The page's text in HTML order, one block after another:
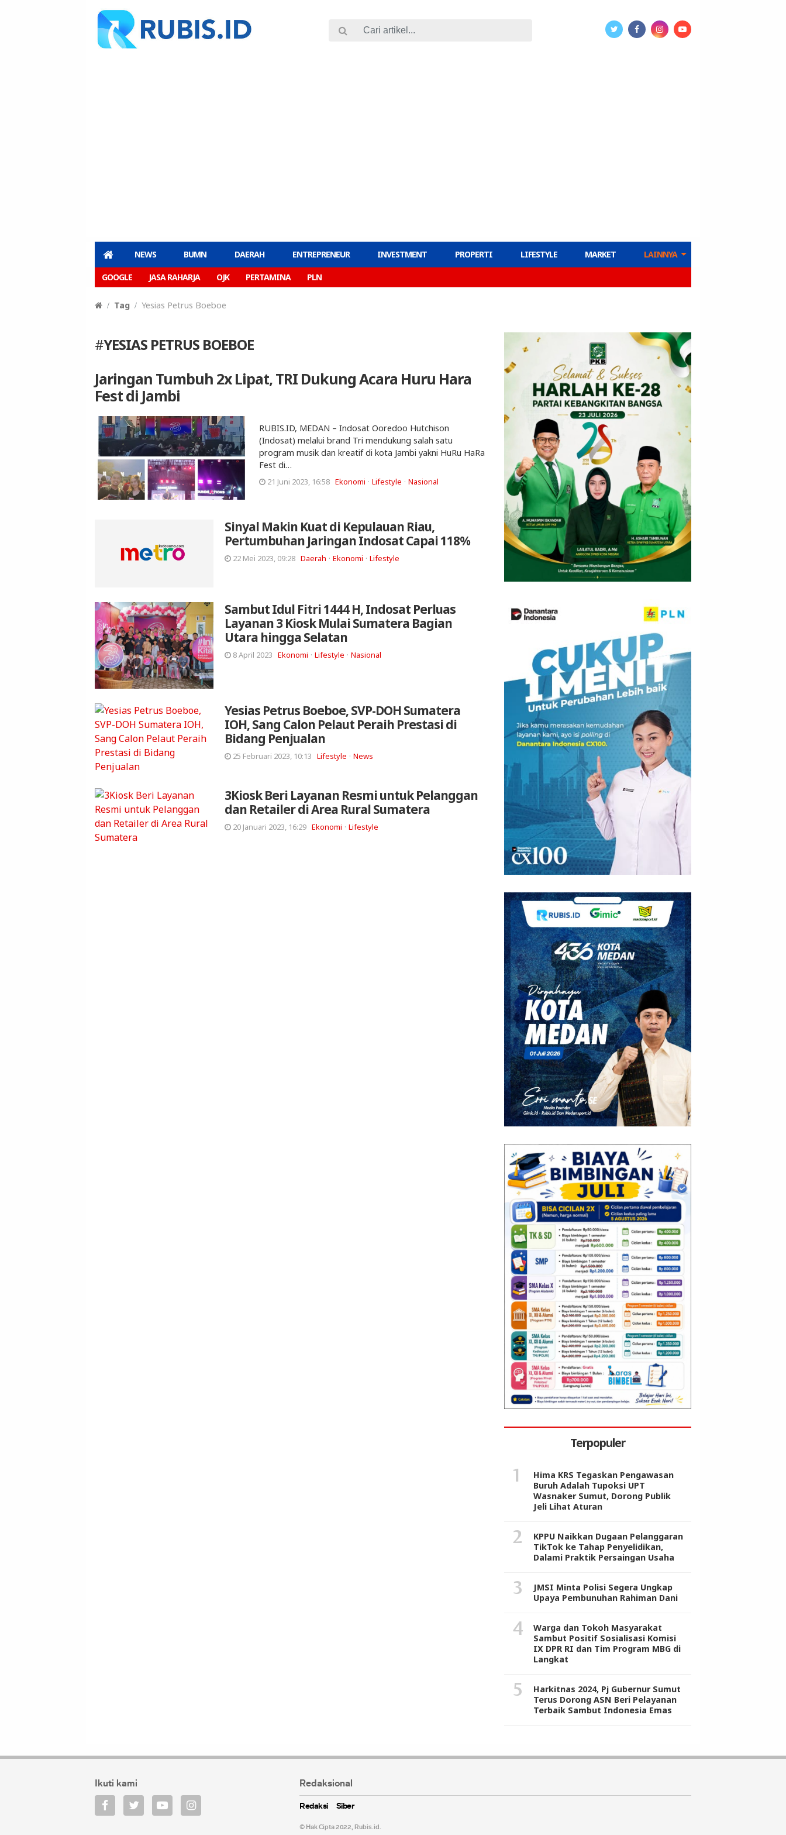
NEWS BUMN DAERAH ENTREPRENEUR INVESTMENT PROPERTI LIFESTYLE MARKET LAINNYA
GOOGLE JASA RAHARJA OJK PERTAMINA PLN
Tag Yesias Petrus Boeboe
#YESIAS PETRUS BOEBOE
Jaringan Tumbuh 2x Lipat, TRI Dukung Acara Huru Hara
Fest di Jambi
RUBIS.ID, MEDAN – Indosat Ooredoo Hutchison
(Indosat) melalui brand Tri mendukung salah satu
program musik dan kreatif di kota Jambi yakni HuRu HaRa
Fest di…
21 Juni 2023, 16:58 Ekonomi Lifestyle Nasional
Sinyal Makin Kuat di Kepulauan Riau,
Pertumbuhan Jaringan Indosat Capai 118%
22 Mei 2023, 09:28 Daerah Ekonomi Lifestyle
Sambut Idul Fitri 1444 H, Indosat Perluas
Layanan 3 Kiosk Mulai Sumatera Bagian
Utara hingga Selatan
8 April 2023 Ekonomi Lifestyle Nasional
Yesias Petrus Boeboe, SVP-DOH Sumatera
IOH, Sang Calon Pelaut Peraih Prestasi di
Bidang Penjualan
25 Februari 2023, 10:13 Lifestyle News
3Kiosk Beri Layanan Resmi untuk Pelanggan
dan Retailer di Area Rural Sumatera
20 Januari 2023, 16:29 Ekonomi Lifestyle
Terpopuler
Hima KRS Tegaskan Pengawasan
Buruh Adalah Tupoksi UPT
Wasnaker Sumut, Dorong Publik
Jeli Lihat Aturan
KPPU Naikkan Dugaan Pelanggaran
TikTok ke Tahap Penyelidikan,
Dalami Praktik Persaingan Usaha
JMSI Minta Polisi Segera Ungkap
Upaya Pembunuhan Rahiman Dani
Warga dan Tokoh Masyarakat
Sambut Positif Sosialisasi Komisi
IX DPR RI dan Tim Program MBG di
Langkat
Harkitnas 2024, Pj Gubernur Sumut
Terus Dorong ASN Beri Pelayanan
Terbaik Sambut Indonesia Emas
Ikuti kami Redaksional
Redaksi Siber
© Hak Cipta 2022, Rubis.id.